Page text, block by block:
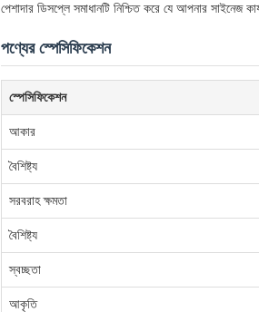
পেশাদার ডিসপ্লে সমাধানটি নিশ্চিত করে যে আপনার সাইনেজ
পণ্যের স্পেসিফিকেশন
স্পেসিফিকেশন
আকার
বৈশিষ্ট্য
সরবরাহ ক্ষমতা
বৈশিষ্ট্য
স্বচ্ছতা
আকৃতি